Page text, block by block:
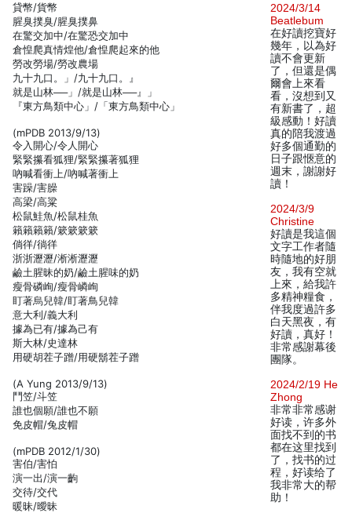
貸幣/貨幣
腥臭撲臭/腥臭撲鼻
在驚交加中/在驚恐交加中
倉惶爬真情煌他/倉惶爬起來的他
勞改勞場/勞改農場
九十九口。」/九十九口。』
就是山林──」/就是山林──』」
『東方鳥類中心」/「東方鳥類中心」
(mPDB 2013/9/13)
令入開心/令人開心
緊緊攥看狐狸/緊緊攥著狐狸
吶喊看衝上/吶喊著衝上
害躁/害臊
高梁/高粱
松鼠鮭魚/松鼠桂魚
籟籟籟籟/簌簌簌簌
倘徉/徜徉
浙浙瀝瀝/淅淅瀝瀝
鹼土腥昧的奶/鹼土腥味的奶
瘦骨磷峋/瘦骨嶙峋
盯著烏兒韓/盯著鳥兒韓
意大利/義大利
據為已有/據為己有
斯大林/史達林
用硬胡茬子蹭/用硬鬍茬子蹭
(A Yung 2013/9/13)
鬥笠/斗笠
誰也個願/誰也不願
免皮帽/兔皮帽
(mPDB 2012/1/30)
害伯/害怕
演一出/演一齣
交待/交代
暖昧/曖昧
2024/3/14
Beatlebum
在好讀挖寶好
幾年，以為好
讀不會更新
了，但還是偶
爾會上來看
看，沒想到又
有新書了，超
級感動！好讀
真的陪我渡過
好多個通勤的
日子跟愜意的
週末，謝謝好
讀！
2024/3/9
Christine
好讀是我這個
文字工作者隨
時隨地的好朋
友，我有空就
上來，給我許
多精神糧食，
伴我度過許多
白天黑夜，有
好讀，真好！
非常感謝幕後
團隊。
2024/2/19 He
Zhong
非常非常感谢
好读，许多外
面找不到的书
都在这里找到
了，找书的过
程，好读给了
我非常大的帮
助！